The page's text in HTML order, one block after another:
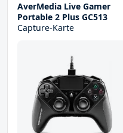
AverMedia Live Gamer
Portable 2 Plus GC513
Capture-Karte